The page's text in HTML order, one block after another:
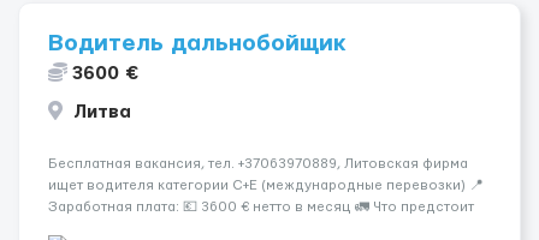
Водитель дальнобойщик
3600 €
Литва
Бесплатная вакансия, тел. +37063970889, Литовская фирма
ищет водителя категории C+E (международные перевозки) 📍
Заработная плата: 💶 3600 € нетто в месяц 🚛 Что предстоит